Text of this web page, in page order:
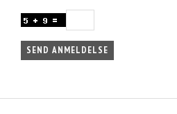
SEND ANMELDELSE